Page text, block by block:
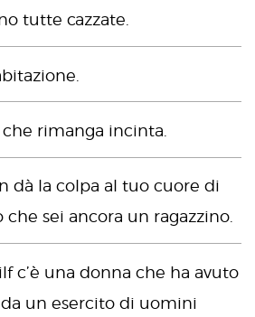
tutte cazzate.
rimanga incinta.
dà la colpa al tuo cuore di
sei ancora un ragazzino.
c’è una donna che ha avuto
un esercito di uomini